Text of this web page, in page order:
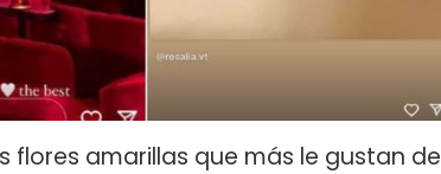
flores amarillas que más le gustan de